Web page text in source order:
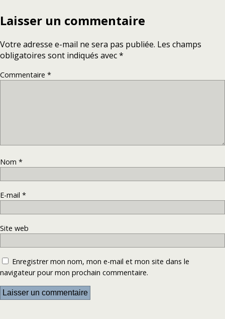
Laisser un commentaire
Votre adresse e-mail ne sera pas publiée. Les champs
obligatoires sont indiqués avec*
Commentaire *
Nom *
E-mail *
Site web
Enregistrer mon nom, mon e-mail et mon site dans le
navigateur pour mon prochain commentaire.